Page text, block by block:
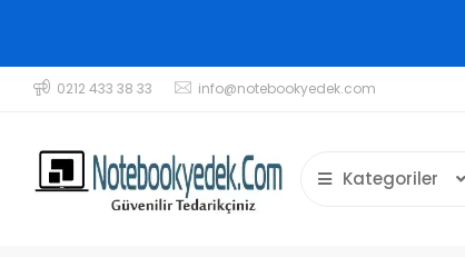
0212 433 38 33 info@notebookyedek.com
Kategoriler